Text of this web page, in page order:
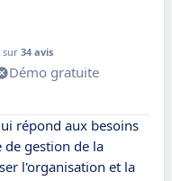
sur 34 avis
Démo gratuite
répond aux besoins
de gestion de la
l'organisation et la